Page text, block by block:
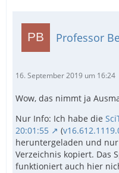
Professor
16. September 2019 um 16:24
Wow, das nimmt ja
Nur Info: Ich habe die
20:01:55
(
heruntergeladen und nur
Verzeichnis kopiert. Das
funktioniert auch hier